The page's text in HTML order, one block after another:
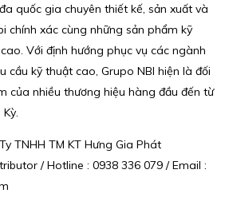
quốc gia chuyên thiết kế, sản xuất và
chính xác cùng những sản phẩm kỹ
Với định hướng phục vụ các ngành
cầu kỹ thuật cao, Grupo NBI hiện là đối
của nhiều thương hiệu hàng đầu đến từ
TNHH TM KT Hưng Gia Phát
/ Hotline : 0938 336 079 / Email :